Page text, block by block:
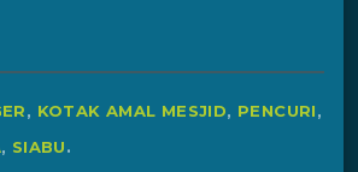
, KOTAK AMAL MESJID, PENCURI,
, SIABU.